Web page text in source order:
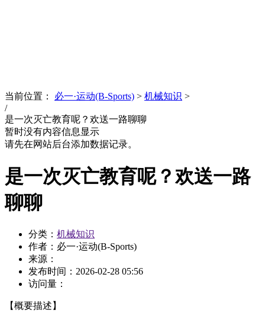
当前位置： 必一·运动(B-Sports) > 机械知识 >
/
是一次灭亡教育呢？欢送一路聊聊
暂时没有内容信息显示
请先在网站后台添加数据记录。
是一次灭亡教育呢？欢送一路
聊聊
分类： 机械知识
作者：必一·运动(B-Sports)
来源：
发布时间： 2026-02-28 05:56
访问量：
【概要描述】